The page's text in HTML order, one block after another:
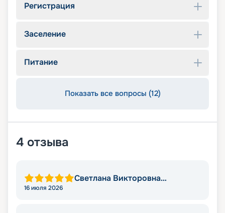
Регистрация
Заселение
Питание
Показать все вопросы (12)
4 отзыва
Светлана Викторовна
16 июля 2026